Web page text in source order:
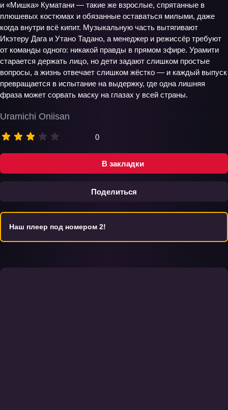
В закладки
Поделиться
Uramichi Oniisan
0
и «Мишка» Куматани — такие же взрослые, спрятанные в
плюшевых костюмах и обязанные оставаться милыми, даже
когда внутри всё кипит. Музыкальную часть вытягивают
Икэтеру Дага и Утано Тадано, а менеджер и режиссёр требуют
от команды одного: никакой правды в прямом эфире. Урамити
старается держать лицо, но дети задают слишком простые
вопросы, а жизнь отвечает слишком жёстко — и каждый выпуск
превращается в испытание на выдержку, где одна лишняя
фраза может сорвать маску на глазах у всей страны.
Наш плеер под номером 2!